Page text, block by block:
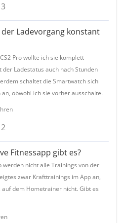
3
Ladevorgang konstant
Pro wollte ich sie komplett
der Ladestatus auch nach Stunden
schaltet die Smartwatch sich
obwohl ich sie vorher ausschalte.
2
Fitnessapp gibt es?
werden nicht alle Trainings von der
zwar Krafttrainings im App an,
dem Hometrainer nicht. Gibt es